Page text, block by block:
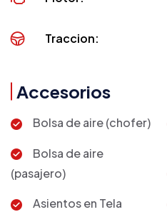
Traccion:
Accesorios
Bolsa de aire (chofer)
Bolsa de aire
(pasajero)
Asientos en Tela